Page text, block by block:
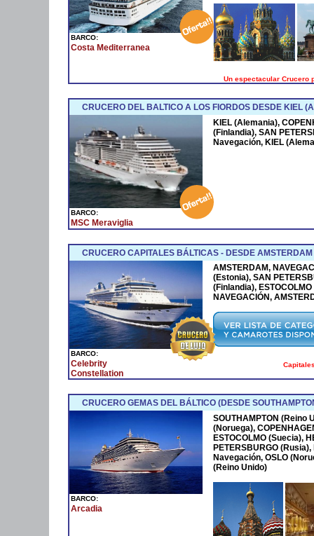
BARCO:
Costa Mediterranea
Un espectacular Crucero
CRUCERO DEL BALTICO A LOS FIORDOS DESDE KIEL
BARCO:
MSC Meraviglia
KIEL (Alemania),
(Finlandia), SAN
Navegación, KIEL
CRUCERO CAPITALES BÁLTICAS - DESDE AMSTERDAM
BARCO:
Celebrity
Constellation
AMSTERDAM,
(Estonia), SAN
(Finlandia),
NAVEGACIÓN,
CRUCERO GEMAS DEL BÁLTICO (DESDE
BARCO:
Arcadia
SOUTHAMPTON (Reino
(Noruega),
ESTOCOLMO (Suecia),
PETERSBURGO
Navegación, OSLO
(Reino Unido)